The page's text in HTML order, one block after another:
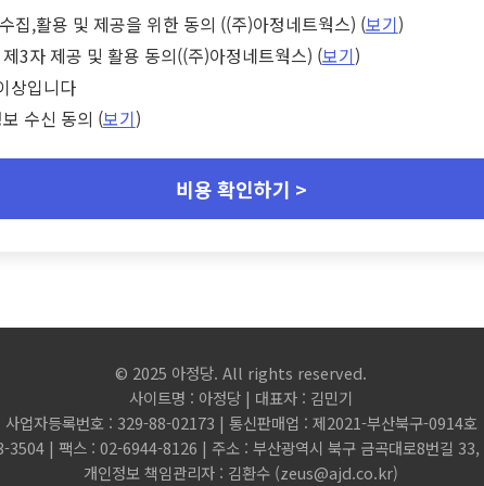
집,활용 및 제공을 위한 동의 ((주)아정네트웍스) (보기)
3자 제공 및 활용 동의((주)아정네트웍스) (보기)
상입니다
수신 동의 (보기)
비용 확인하기 >
© 2025 아정당. All rights reserved.
사이트명 : 아정당 | 대표자 : 김민기
사업자등록번호 : 329-88-02173 | 통신판매업 : 제2021-부산북구-0914호
3504 | 팩스 : 02-6944-8126 | 주소 : 부산광역시 북구 금곡대로8번길 33,
개인정보 책임관리자 : 김환수 (zeus@ajd.co.kr)